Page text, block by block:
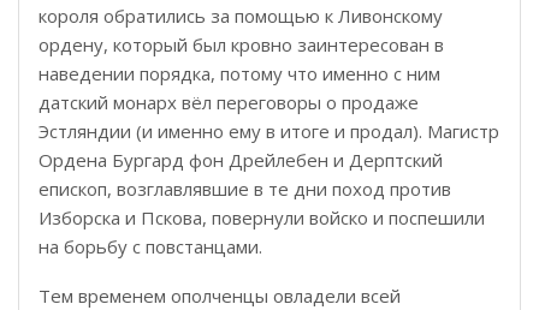
короля обратились за помощью к Ливонскому
ордену, который был кровно заинтересован в
наведении порядка, потому что именно с ним
датский монарх вёл переговоры о продаже
Эстляндии (и именно ему в итоге и продал). Магистр
Ордена Бургард фон Дрейлебен и Дерптский
епископ, возглавлявшие в те дни поход против
Изборска и Пскова, повернули войско и поспешили
на борьбу с повстанцами.
Тем временем ополченцы овладели всей